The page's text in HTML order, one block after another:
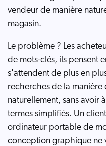
vendeur de manière
magasin.
Le problème ? Les
de mots-clés, ils pensent
s'attendent de plus en
recherches de la
naturellement, sans avoir
termes simplifiés. Un
ordinateur portable de
conception graphique ne